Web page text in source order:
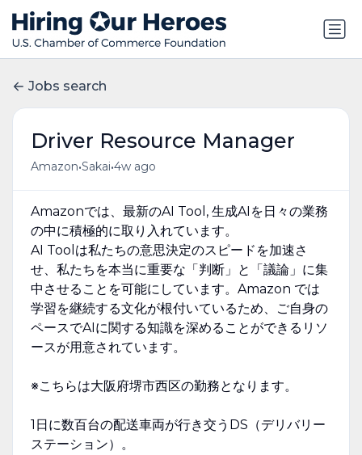
Jobs search
Driver Resource Manager
Amazon•Sakai•4w ago
Amazonでは、最新のAI Tool, 生成AIを日々の業務
の中に積極的に取り入れています。
AI Toolは私たちの意思決定のスピードを加速さ
せ、私たちを本当に重要な「判断」と「議論」に集
中させることを可能にしています。Amazon では
学習を継続する文化が根付いているため、ご自身の
ペースでAIに関する知識を深めることができるリソ
ースが用意されています。
※こちらは大阪府堺市西区の勤務となります。
1日に数百台の配送車両が行き交うDS（デリバリー
ステーション）。